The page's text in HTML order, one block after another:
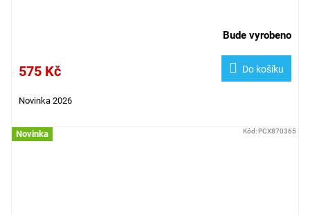
Bude vyrobeno
575 Kč Do košíku
Novinka 2026
Novinka Kód:PCX870365